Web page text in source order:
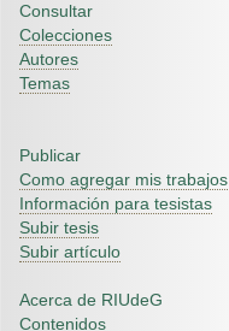
Consultar
Colecciones
Autores
Temas
Publicar
Como agregar mis trabajos
Información para tesistas
Subir tesis
Subir artículo
Acerca de RIUdeG
Contenidos